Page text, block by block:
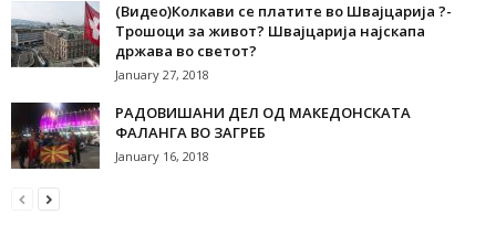
(Видео)Колкави се платите во Швајцарија ?-
Трошоци за живот? Швајцарија најскапа
држава во светот?
January 27, 2018
РАДОВИШАНИ ДЕЛ ОД МАКЕДОНСКАТА
ФАЛАНГА ВО ЗАГРЕБ
January 16, 2018